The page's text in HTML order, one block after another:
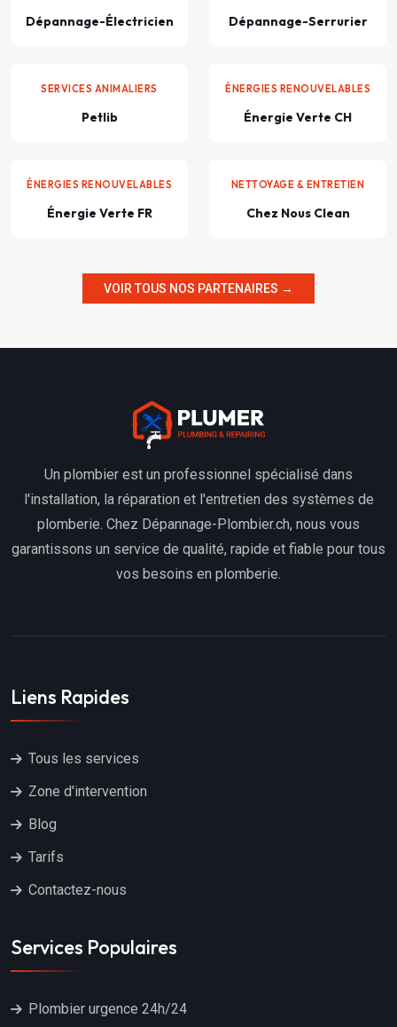
Dépannage-Électricien Dépannage-Serrurier
SERVICES ANIMALIERS
Petlib
ÉNERGIES RENOUVELABLES
Énergie Verte CH
ÉNERGIES RENOUVELABLES
Énergie Verte FR
NETTOYAGE & ENTRETIEN
Chez Nous Clean
VOIR TOUS NOS PARTENAIRES →
Un plombier est un professionnel spécialisé dans
l'installation, la réparation et l'entretien des systèmes de
plomberie. Chez Dépannage-Plombier.ch, nous vous
garantissons un service de qualité, rapide et fiable pour tous
vos besoins en plomberie.
Liens Rapides
Tous les services
Zone d'intervention
Blog
Tarifs
Contactez-nous
Services Populaires
Plombier urgence 24h/24